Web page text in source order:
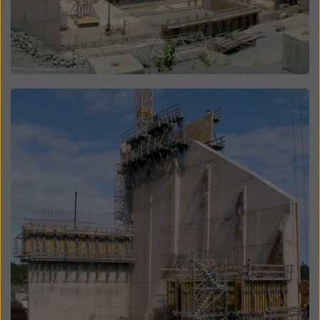
Open
Puteți refuza toate cookie-urile care necesită
consimțământ făcând clic pe ‘Refuză’ sau puteți ajusta
setările cookie-urilor făcând clic peSetări cookie la
sfârșitul acestui site web și utilizând casetele de
selectare corespunzătoare. Vă puteți retrage
pentru viitor, făcând clic, de exemplu, pe
la sfârșitul acestui site web.
Pentru mai multe informații despre cookie-urile
noastre, consultați
politica noastră de confidențialitate
Vă oferim, de asemenea, posibilitatea de a selecta
cookie-urile (Setări avansate pentru cookie-uri).